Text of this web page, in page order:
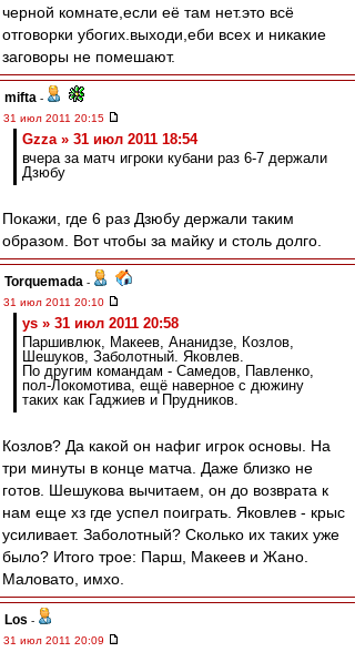
черной комнате,если её там нет.это всё
отговорки убогих.выходи,еби всех и никакие
заговоры не помешают.
mifta -
31 июл 2011 20:15
Gzza » 31 июл 2011 18:54
вчера за матч игроки кубани раз 6-7 держали
Дзюбу
Покажи, где 6 раз Дзюбу держали таким
образом. Вот чтобы за майку и столь долго.
Torquemada -
31 июл 2011 20:10
ys » 31 июл 2011 20:58
Паршивлюк, Макеев, Ананидзе, Козлов,
Шешуков, Заболотный. Яковлев.
По другим командам - Самедов, Павленко,
пол-Локомотива, ещё наверное с дюжину
таких как Гаджиев и Прудников.
Козлов? Да какой он нафиг игрок основы. На
три минуты в конце матча. Даже близко не
готов. Шешукова вычитаем, он до возврата к
нам еще хз где успел поиграть. Яковлев - крыс
усиливает. Заболотный? Сколько их таких уже
было? Итого трое: Парш, Макеев и Жано.
Маловато, имхо.
Los -
31 июл 2011 20:09